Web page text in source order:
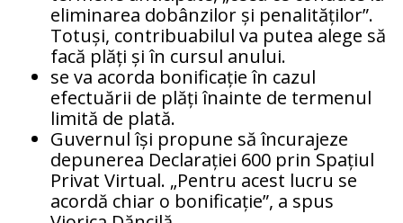
eliminarea dobânzilor și penalităților”.
Totuși, contribuabilul va putea alege să
facă plăți și în cursul anului.
se va acorda bonificație în cazul
efectuării de plăți înainte de termenul
limită de plată.
Guvernul își propune să încurajeze
depunerea Declarației 600 prin Spațiul
Privat Virtual. „Pentru acest lucru se
acordă chiar o bonificație”, a spus